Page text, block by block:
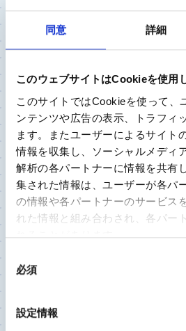
同意 詳細
このウェブサイトはCookieを使用
このサイトではCookieを使って、
ンテンツや広告の表示、トラフィ
ます。またユーザーによるサイト
情報を収集し、ソーシャルメディ
解析の各パートナーに情報を共有
集された情報は、ユーザーが各パ
の情報や各パートナーのサービス
れた情報と組み合わされ、各パー
れることがあります。
必須
設定情報
ひざ関節
宮崎大学医学部 整形外
痛みがなくても「膝が崩れる
診を。見落とされるリスクも
L）断裂とは？
股関節
2023/9/13
独立行政法人国立病院
股関節の痛み 我慢しないで
いく治療を